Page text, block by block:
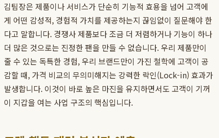
김팀장은 제품이나 서비스가 단순히 기능적 효용을 넘어 고객에
게 어떤 감성적, 경험적 가치를 제공하는지 끊임없이 질문해야 한
다고 말합니다. 경쟁사 제품보다 조금 더 저렴하거나 기능이 하나
더 많은 것으로는 진정한 팬을 만들 수 없습니다. 우리 제품만이
줄 수 있는 독특한 경험, 우리 브랜드만이 가진 철학에 고객이 공
감할 때, 가격 비교의 무의미해지는 강력한 락인(Lock-in) 효과가
발생합니다. 이것이 바로 높은 마진을 유지하면서도 고객이 기꺼
이 지갑을 여는 사업 구조의 핵심입니다.